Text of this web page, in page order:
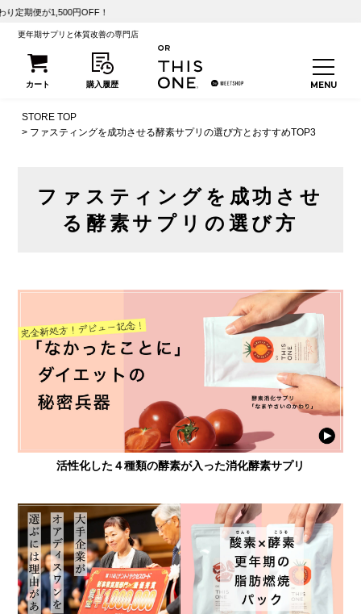
円OFF！
更年期サプリと体質改善の専門店
STORE TOP
ファスティングを成功させる酵素サプリの選び方とおすすめTOP3
ファスティングを成功させ
る酵素サプリの選び方
活性化した４種類の酵素が入った消化酵素サプリ